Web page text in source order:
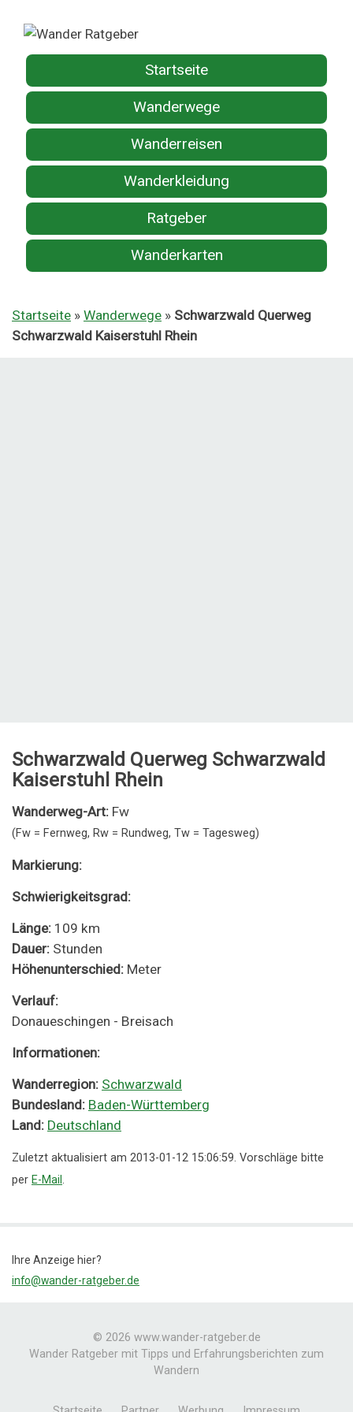
Startseite
Wanderwege
Wanderreisen
Wanderkleidung
Ratgeber
Wanderkarten
Startseite » Wanderwege » Schwarzwald Querweg
Schwarzwald Kaiserstuhl Rhein
Schwarzwald Querweg Schwarzwald
Kaiserstuhl Rhein
Wanderweg-Art: Fw
(Fw = Fernweg, Rw = Rundweg, Tw = Tagesweg)
Markierung:
Schwierigkeitsgrad:
Länge: 109 km
Dauer: Stunden
Höhenunterschied: Meter
Verlauf:
Donaueschingen - Breisach
Informationen:
Wanderregion: Schwarzwald
Bundesland: Baden-Württemberg
Land: Deutschland
Zuletzt aktualisiert am 2013-01-12 15:06:59. Vorschläge bitte
per E-Mail .
Ihre Anzeige hier?
info@wander-ratgeber.de
© 2026 www.wander-ratgeber.de
Wander Ratgeber mit Tipps und Erfahrungsberichten zum
Wandern